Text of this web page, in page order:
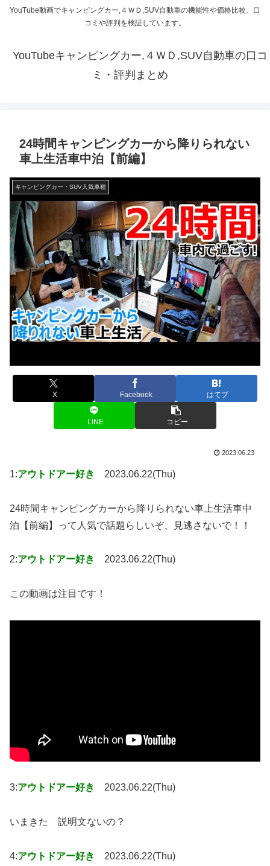
YouTube動画でキャンピングカー,４ＷＤ,SUV自動車の機能性や価格比較、口
コミや評判を検証しています。
YouTubeキャンピングカー,４ＷＤ,SUV自動車の口コ
ミ・評判まとめ
24時間キャンピングカーから降りられない
車上生活車中泊【前編】
キャンピングカー・SUV人気車種
X Facebook はてブ
LINE コピー
2023.06.23
1:アウトドアー好き 2023.06.22(Thu)
24時間キャンピングカーから降りられない車上生活車中
泊【前編】って人気で話題らしいぞ、見逃さないで！！
2:アウトドアー好き 2023.06.22(Thu)
この動画は注目です！
3:アウトドアー好き 2023.06.22(Thu)
いまきた 説明文ないの？
4:アウトドアー好き 2023.06.22(Thu)